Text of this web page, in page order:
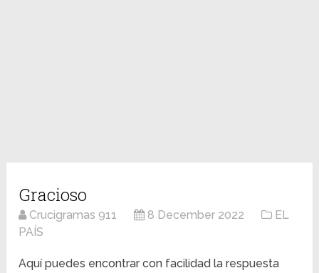
Gracioso
Crucigramas 911 8 December 2022
EL
PAÍS
Aquí puedes encontrar con facilidad la respuesta